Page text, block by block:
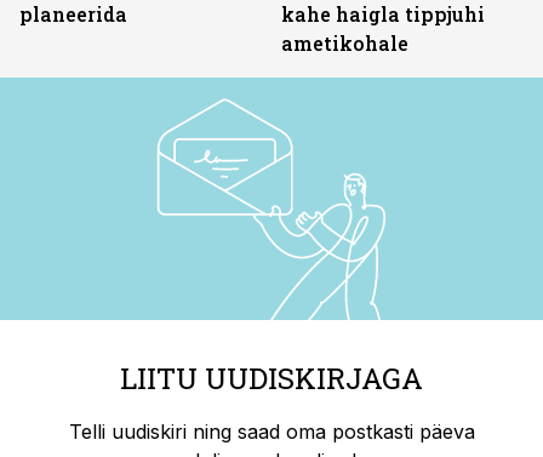
planeerida
kahe haigla tippjuhi
ametikohale
LIITU UUDISKIRJAGA
Telli uudiskiri ning saad oma postkasti päeva